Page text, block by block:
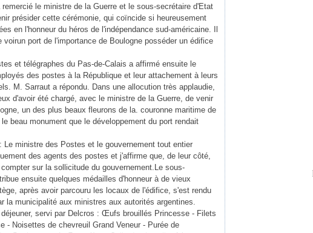
remercié le ministre de la Guerre et le sous-secrétaire d'Etat
présider cette cérémonie, qui coïncide si heureusement
en l'honneur du héros de l'indépendance sud-américaine. Il
port de l'importance de Boulogne posséder un édifice
et télégraphes du Pas-de-Calais a affirmé ensuite le
des postes à la République et leur attachement à leurs
M. Sarraut a répondu. Dans une allocution très applaudie,
d'avoir été chargé, avec le ministre de la Guerre, de venir
un des plus beaux fleurons de la. couronne maritime de
le beau monument que le développement du port rendait
Le ministre des Postes et le gouvernement tout entier
des agents des postes et j'affirme que, de leur côté,
sur la sollicitude du gouvernement.Le sous-
ensuite quelques médailles d'honneur à de vieux
après avoir parcouru les locaux de l'édifice, s'est rendu
la municipalité aux ministres aux autorités argentines.
servi par Delcros : Œufs brouillés Princesse - Filets
- Noisettes de chevreuil Grand Veneur - Purée de